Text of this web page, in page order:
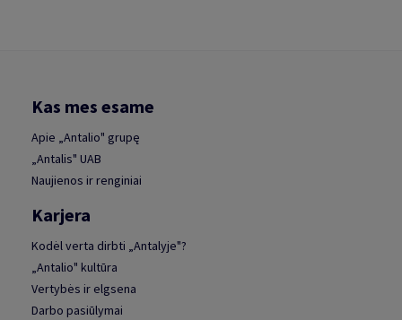
Kas mes esame
Apie „Antalio" grupę
„Antalis" UAB
Naujienos ir renginiai
Karjera
Kodėl verta dirbti „Antalyje"?
„Antalio" kultūra
Vertybės ir elgsena
Darbo pasiūlymai